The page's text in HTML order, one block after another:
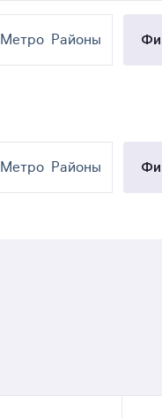
Метро Районы
Метро Районы